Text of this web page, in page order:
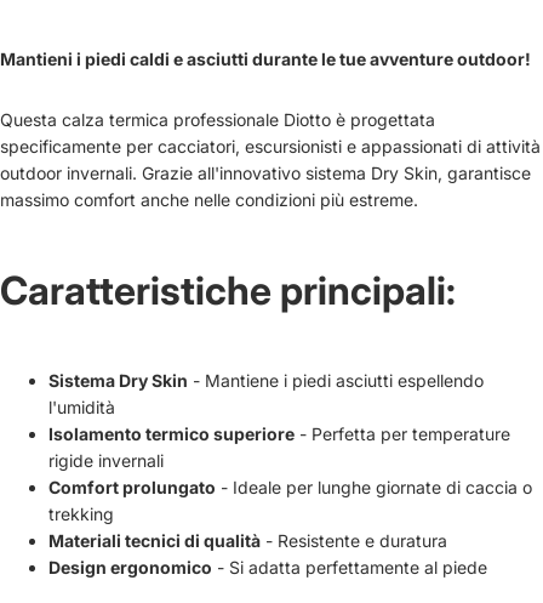
Mantieni i piedi caldi e asciutti durante le tue avventure outdoor!
Questa calza termica professionale Diotto è progettata
specificamente per cacciatori, escursionisti e appassionati di attività
outdoor invernali. Grazie all'innovativo sistema Dry Skin, garantisce
massimo comfort anche nelle condizioni più estreme.
Caratteristiche principali:
Sistema Dry Skin - Mantiene i piedi asciutti espellendo
l'umidità
Isolamento termico superiore - Perfetta per temperature
rigide invernali
Comfort prolungato - Ideale per lunghe giornate di caccia o
trekking
Materiali tecnici di qualità - Resistente e duratura
Design ergonomico - Si adatta perfettamente al piede